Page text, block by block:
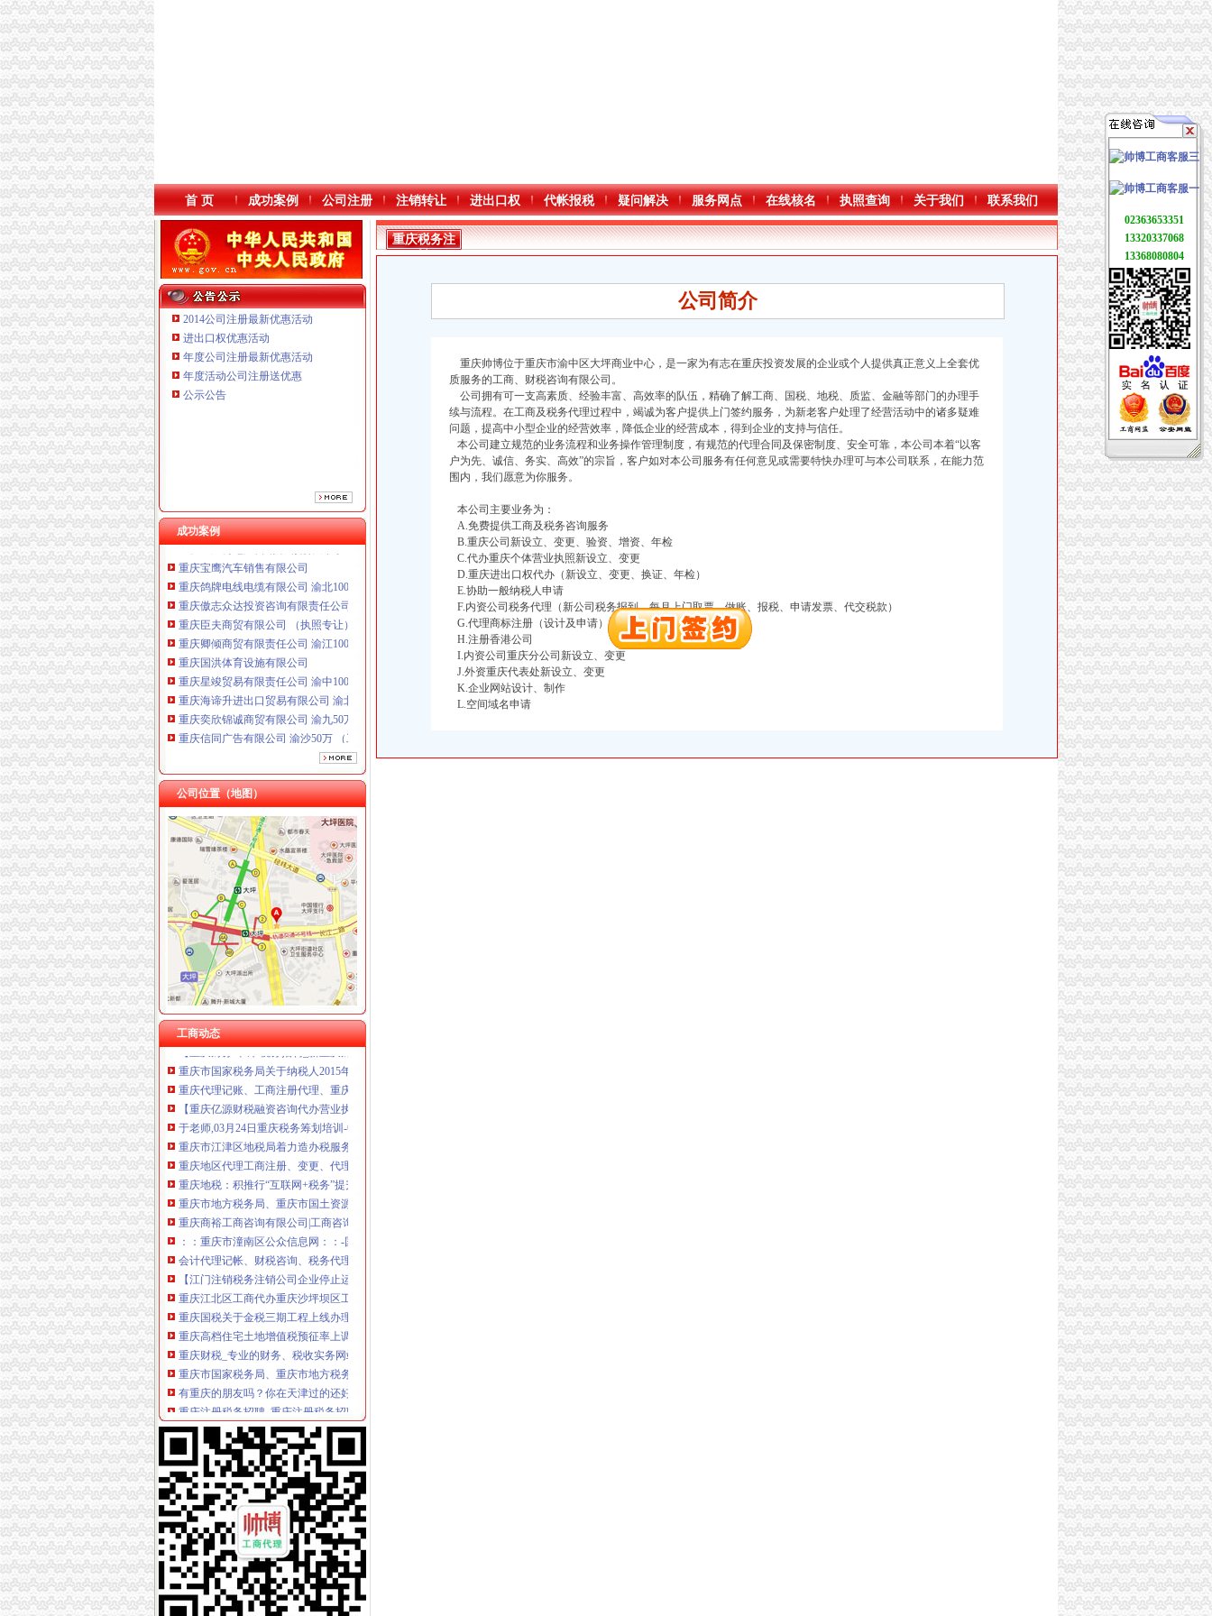
本站导航
首 页 成功案例 公司注册 注销转让 进出口权 代帐报税 疑问解决 服务网点 在线核名 执照查询 关于我们 联系我们
2014公司注册最新优惠活动
进出口权优惠活动
年度公司注册最新优惠活动
年度活动公司注册送优惠
公示公告
成功案例
重庆鸽牌电线电缆有限公司 渝北10010万 (进出口权)
重庆傲志众达投资咨询有限责任公司 渝九1000万 （增资）
重庆臣夫商贸有限公司 （执照专让）
重庆奕欣锦诚商贸有限公司 渝九50万 （工商注册）
重庆信同广告有限公司 渝沙50万 （工商注册）
重庆三虹房地产营销策划有限公司
重庆鸽牌电线电缆有限公司 渝北10010万 (进出口权)
重庆傲志众达投资咨询有限责任公司 渝九1000万 （增资）
重庆臣夫商贸有限公司 （执照专让）
重庆卿倾商贸有限责任公司 渝江100万 （工商注册）
重庆国洪体育设施有限公司
重庆星竣贸易有限责任公司 渝中100万 （进出口权）
重庆海谛升进出口贸易有限公司 渝北100万 （进出口权）
重庆奕欣锦诚商贸有限公司 渝九50万 （工商注册）
重庆信同广告有限公司 渝沙50万 （工商注册）
重庆三虹房地产营销策划有限公司
公司位置（地图）
工商动态
重庆税务注销
【税收管理】重庆市地方税务局关于印发《“三证合一、一照一码”
重庆会计五大税务术语-vc资本的文章【一览职业社区】
【注册注销工商税务办理代理记账做账纳税申报】-代理记帐-海口赶集网
《一般纳税人注销流程》100篇第一文库网
重庆工商注册代理记账变更税务财务佼佼泽工商
重庆财税_专业的财务、税收实务网站-亿企赢财税资讯
国家税务总局2015年持续加“规范税务”建设_部门新闻_新闻_中国
重庆沙坪坝门户网
【重庆财务/审计/税务招聘_新重庆财务/审计/税务招聘信息】-前程无忧
重庆市国家税务局关于纳税人2015年度关联申报等事项的提示-中国会
重庆代理记账、工商注册代理、重庆微型企业、商标注册、税务评估
【重庆亿源财税融资咨询代办营业执照营业哪家比较好】价格,厂家,
于老师,03月24日重庆税务筹划培训-中华品牌管理网
重庆市江津区地税局着力造办税服务“轻体验”-新华网
重庆地区代理工商注册、变更、代理记账、税务咨询可提供地
重庆地税：积推行“互联网+税务”提升服务质效-长江经济网
重庆市地方税务局、重庆市国土资源和房屋管理局<BR>关于暂停办理
重庆商裕工商咨询有限公司|工商咨询|代帐咨询|做账报税|税务代办|代
：：重庆市潼南区公众信息网：：-国税局
会计代理记帐、财税咨询、税务代理-重庆便民网
【江门注销税务注销公司企业停止运营不注销后果严重】-鹤山沙坪易
重庆江北区工商代办重庆沙坪坝区工商代办【渝盾】_其他加盟-中国
重庆国税关于金税三期工程上线办理有关涉税事项的公告_地方规-
重庆高档住宅土地增值税预征率上调至2%_东方财富网
重庆财税_专业的财务、税收实务网站-亿企赢财税资讯
重庆市国家税务局、重庆市地方税务局、重庆市工商管理局转发国
有重庆的朋友吗？你在天津过的还好吗？（转载）_天津_天涯论坛_天
重庆注册税务招聘_重庆注册税务招聘信息_智联重庆招聘网_找工作求
《重庆市国税小规模申报》_优秀范文十篇
重庆招聘税务专员_重庆弘昇管道有限公司招聘-汇博网
重庆税务登记证挂失电话-沙坪坝沙坪坝广告媒-重庆58同城
【税收管理】重庆市地方税务局关于印发《“三证合一、一照一码”
重庆地税的微博
重庆税务策划招聘_重庆税务策划招聘信息_智联重庆招聘网_找工作求
重庆沙坪坝门户网
重庆国税网上申报系统：
重庆营业执照代办【工商代办免费咨询】重庆益尚利财务管理有限公司
重庆财税公司-重庆亿源公司_重庆亿源_重庆市亿源财税咨询公司_重庆
代理记账|税务代理与咨询-重庆君立企业管理咨询有限公司
重庆税务注
销
公司简介
重庆帅博位于重庆市渝中区大坪商业中心，是一家为有志在重庆投资发展的企业或个人提供真正意义上全套优
质服务的工商、财税咨询有限公司。
公司拥有可一支高素质、经验丰富、高效率的队伍，精确了解工商、国税、地税、质监、金融等部门的办理手
续与流程。在工商及税务代理过程中，竭诚为客户提供上门签约服务，为新老客户处理了经营活动中的诸多疑难
问题，提高中小型企业的经营效率，降低企业的经营成本，得到企业的支持与信任。
本公司建立规范的业务流程和业务操作管理制度，有规范的代理合同及保密制度、安全可靠，本公司本着“以客
户为先、诚信、务实、高效”的宗旨，客户如对本公司服务有任何意见或需要特快办理可与本公司联系，在能力范
围内，我们愿意为你服务。
本公司主要业务为：
A.免费提供工商及税务咨询服务
B.重庆公司新设立、变更、验资、增资、年检
C.代办重庆个体营业执照新设立、变更
D.重庆进出口权代办（新设立、变更、换证、年检）
E.协助一般纳税人申请
F.内资公司税务代理（新公司税务报到、每月上门取票、做账、报税、申请发票、代交税款）
G.代理商标注册（设计及申请）
H.注册香港公司
I.内资公司重庆分公司新设立、变更
J.外资重庆代表处新设立、变更
K.企业网站设计、制作
L.空间域名申请
02363653351
13320337068
13368080804